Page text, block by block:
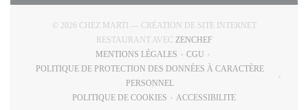
© 2026 CHEZ MARTI — CRÉATION DE SITE INTERNET
RESTAURANT AVEC ZENCHEF((OUVRE UNE
MENTIONS LÉGALES
CGU
POLITIQUE DE PROTECTION DES DONNÉES À CARACTÈRE
PERSONNEL((OUVRE UNE NOUVELLE FENÊTRE))
POLITIQUE DE COOKIES
ACCESSIBILITE